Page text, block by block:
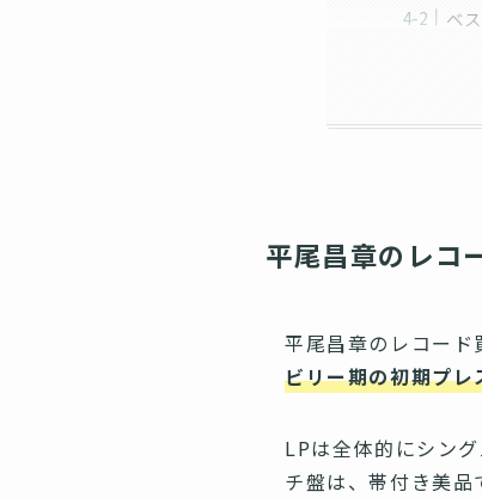
ベ
平尾昌章のレコ
平尾昌章のレコー
ビリー期の初期プ
LPは全体的にシン
チ盤は、帯付き美